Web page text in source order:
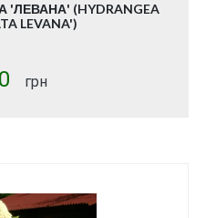
(HYDRANGEA
LEVANA')
грн